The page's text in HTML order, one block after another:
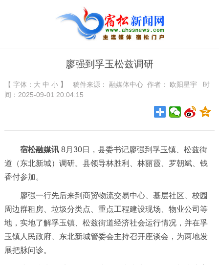
廖强到孚玉松兹调研
【 字体： 大 中 小】 稿件来源： 融媒体中心作者： 欧阳星宇 时
间：2025-09-01 20:04:15
宿松融媒讯8月30日，县委书记廖强到孚玉镇、松兹街
道（东北新城）调研。县领导林胜利、林丽霞、罗朝斌、钱
香付参加。
廖强一行先后来到商贸物流交易中心、基层社区、校园
周边群租房、垃圾分类点、重点工程建设现场、物业公司等
地，实地了解孚玉镇、松兹街道经济社会运行情况，并在孚
玉镇人民政府、东北新城管委会主持召开座谈会，为两地发
展把脉问诊。